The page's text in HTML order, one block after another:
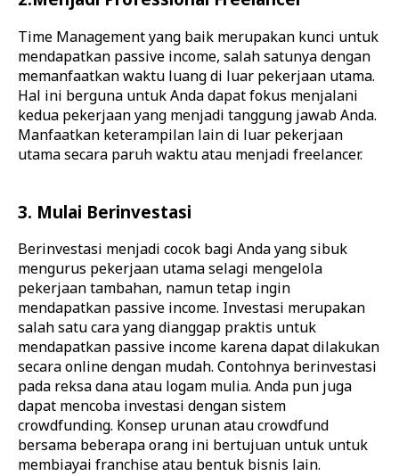
Time Management yang baik merupakan kunci untuk
mendapatkan passive income, salah satunya dengan
memanfaatkan waktu luang di luar pekerjaan utama.
Hal ini berguna untuk Anda dapat fokus menjalani
kedua pekerjaan yang menjadi tanggung jawab Anda.
Manfaatkan keterampilan lain di luar pekerjaan
utama secara paruh waktu atau menjadi freelancer.
3. Mulai Berinvestasi
Berinvestasi menjadi cocok bagi Anda yang sibuk
mengurus pekerjaan utama selagi mengelola
pekerjaan tambahan, namun tetap ingin
mendapatkan passive income. Investasi merupakan
salah satu cara yang dianggap praktis untuk
mendapatkan passive income karena dapat dilakukan
secara online dengan mudah. Contohnya berinvestasi
pada reksa dana atau logam mulia. Anda pun juga
dapat mencoba investasi dengan sistem
crowdfunding. Konsep urunan atau crowdfund
bersama beberapa orang ini bertujuan untuk untuk
membiayai franchise atau bentuk bisnis lain.